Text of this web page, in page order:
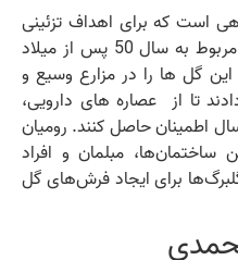
است که برای اهداف تزئینی
کشت و استفاده می شود. اسناد مربوط به سال 50 پس از میلاد
گل ها را در مزارع وسیع و
تا از عصاره های دارویی،
اطمینان حاصل کنند. رومیان
ساختمان‌ها، مبلمان و افراد
برای ایجاد فرش‌های گل